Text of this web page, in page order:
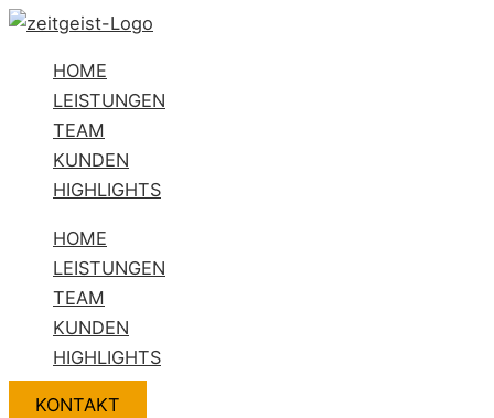
Zum
springen
HOME
LEISTUNGEN
TEAM
KUNDEN
HIGHLIGHTS
HOME
LEISTUNGEN
TEAM
KUNDEN
HIGHLIGHTS
KONTAKT
FlyoutName*
E-
Adresse*
Website